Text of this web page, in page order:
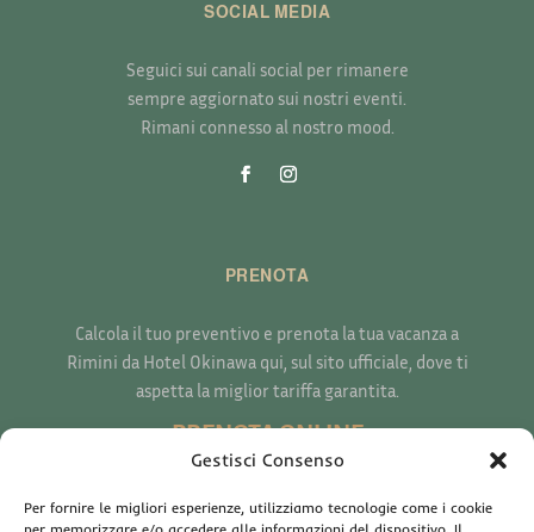
Gestisci Consenso
Per fornire le migliori esperienze, utilizziamo tecnologie come i cookie
SOCIAL MEDIA
Seguici sui canali social per rimanere
sempre aggiornato sui nostri eventi.
Rimani connesso al nostro mood.
PRENOTA
Calcola il tuo preventivo e prenota la tua vacanza a
Rimini da Hotel Okinawa qui, sul sito ufficiale, dove ti
aspetta la miglior tariffa garantita.
PRENOTA ONLINE
CONTATTACI